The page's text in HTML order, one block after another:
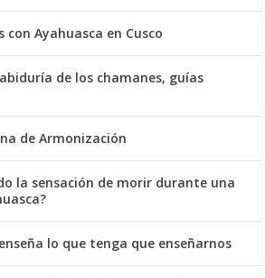
Ayahuasca en Cusco
de los chamanes, guías
de Armonización
la sensación de morir durante una
lo que tenga que enseñarnos